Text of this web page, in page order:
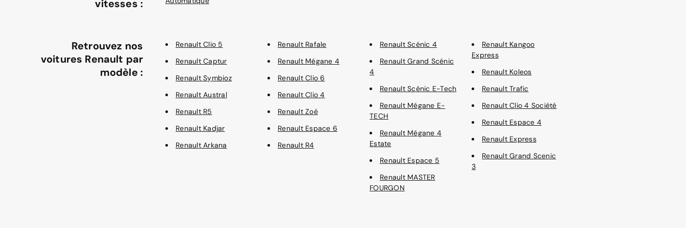
vitesses :
Retrouvez nos
voitures Renault par
modèle :
Renault Clio 5
Renault Captur
Renault Symbioz
Renault Austral
Renault R5
Renault Kadjar
Renault Arkana
Renault Rafale
Renault Mégane 4
Renault Clio 6
Renault Clio 4
Renault Zoé
Renault Espace 6
Renault R4
Renault Scénic 4
Renault Grand Scénic
4
Renault Scénic E-Tech
Renault Mégane E-
TECH
Renault Mégane 4
Estate
Renault Espace 5
Renault MASTER
FOURGON
Renault Kangoo
Express
Renault Koleos
Renault Trafic
Renault Clio 4 Société
Renault Espace 4
Renault Express
Renault Grand Scenic
3